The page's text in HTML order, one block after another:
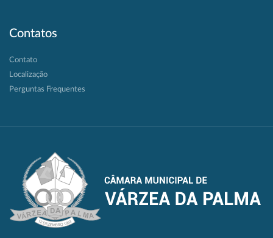
Contatos
Contato
Localização
Perguntas Frequentes